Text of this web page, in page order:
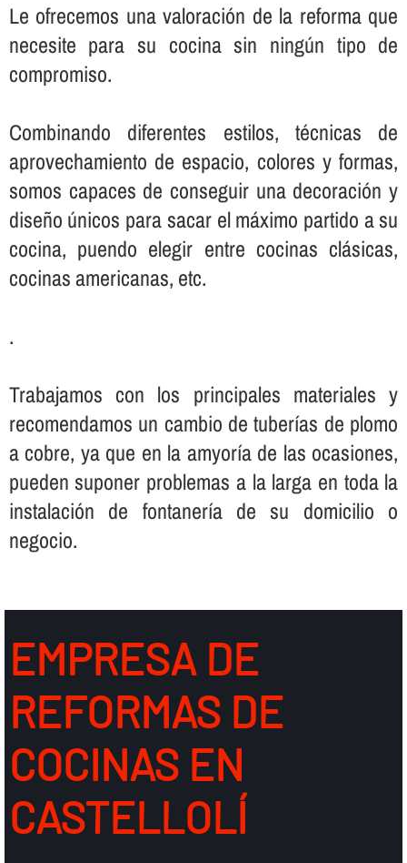
Le ofrecemos una valoración de la reforma que
necesite para su cocina sin ningún tipo de
compromiso.
Combinando diferentes estilos, técnicas de
aprovechamiento de espacio, colores y formas,
somos capaces de conseguir una decoración y
diseño únicos para sacar el máximo partido a su
cocina, puendo elegir entre cocinas clásicas,
cocinas americanas, etc.
.
Trabajamos con los principales materiales y
recomendamos un cambio de tuberí­as de plomo
a cobre, ya que en la amyorí­a de las ocasiones,
pueden suponer problemas a la larga en toda la
instalación de fontanerí­a de su domicilio o
negocio.
EMPRESA DE
REFORMAS DE
COCINAS EN
CASTELLOLÍ